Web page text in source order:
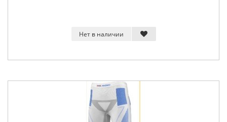
Нет в наличии